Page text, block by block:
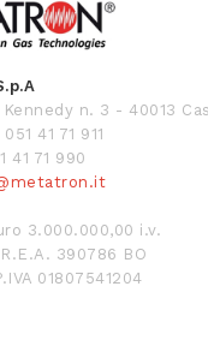
n. 3 - 40013
41 71 911
41 71 990
3.000.000,00 i.v.
R.E.A. 390786 BO
01807541204